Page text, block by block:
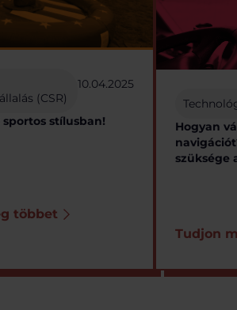
(CSR)
10.04.2025
stílusban!
többet
Hogyan
szüksége
Tudjon